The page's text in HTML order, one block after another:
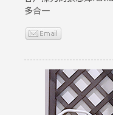
多合一